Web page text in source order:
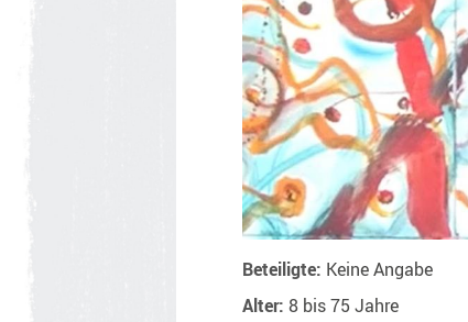
Beteiligte: Keine Angabe
Alter: 8 bis 75 Jahre